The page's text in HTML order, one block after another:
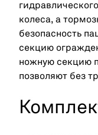
колеса, а
безопасность
секцию
ножную секцию
позволяют без